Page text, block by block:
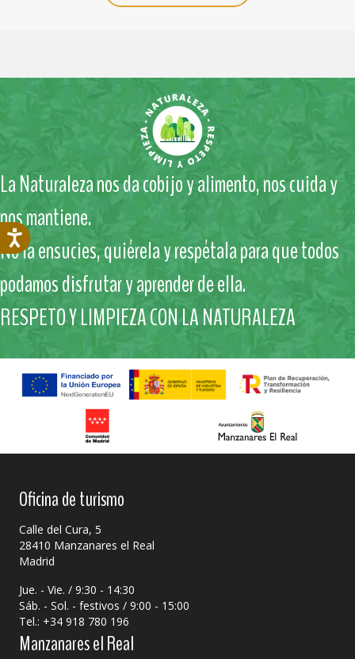
La Naturaleza nos da cobijo y alimento, nos cuida y
nos mantiene.
No la ensucies, quiérela y respétala para que todos
podamos disfrutar y aprender de ella.
RESPETO Y LIMPIEZA CON LA NATURALEZA
Oficina de turismo
Calle del Cura, 5
28410 Manzanares el Real
Madrid
Jue. - Vie. / 9:30 - 14:30
Sáb. - Sol. - festivos / 9:00 - 15:00
Tel.: +34 918 780 196
Manzanares el Real